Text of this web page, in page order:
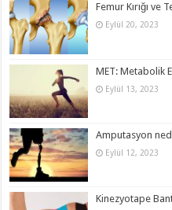
Femur Kırığı ve
Eylül 20, 2023
MET: Metabolik
Eylül 13, 2023
Amputasyon
Eylül 12, 2023
Kinezyotape